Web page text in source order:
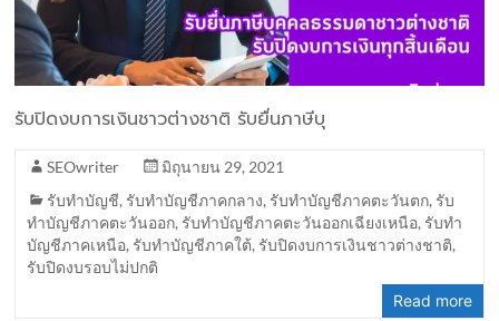
รับปิดงบการเงินชาวต่างชาติ รับยื่นภาษีบุ
SEOwriter
มิถุนายน 29, 2021
รับทำบัญชี, รับทำบัญชีภาคกลาง, รับทำบัญชีภาคตะวันตก, รับ
ทำบัญชีภาคตะวันออก, รับทำบัญชีภาคตะวันออกเฉียงเหนือ, รับทำ
บัญชีภาคเหนือ, รับทำบัญชีภาคใต้, รับปิดงบการเงินชาวต่างชาติ,
รับปิดงบรอบไม่ปกติ
Read more